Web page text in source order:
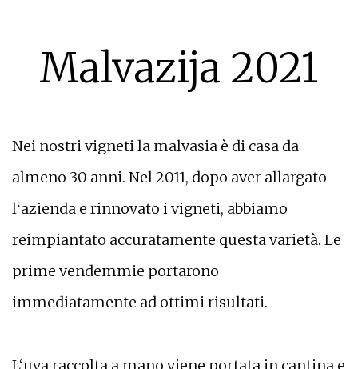
Malvazija 2021
Nei nostri vigneti la malvasia è di casa da
almeno 30 anni. Nel 2011, dopo aver allargato
l‘azienda e rinnovato i vigneti, abbiamo
reimpiantato accuratamente questa varietà. Le
prime vendemmie portarono
immediatamente ad ottimi risultati.